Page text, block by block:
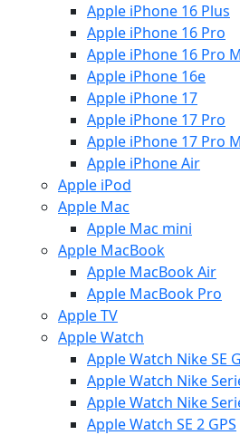
Apple iPhone 16 Plus
Apple iPhone 16 Pro
Apple iPhone 16 Pro
Apple iPhone 16e
Apple iPhone 17
Apple iPhone 17 Pro
Apple iPhone 17 Pro
Apple iPhone Air
Apple iPod
Apple Mac
Apple Mac mini
Apple MacBook
Apple MacBook Air
Apple MacBook Pro
Apple TV
Apple Watch
Apple Watch Nike SE
Apple Watch Nike
Apple Watch Nike
Apple Watch SE 2 GPS